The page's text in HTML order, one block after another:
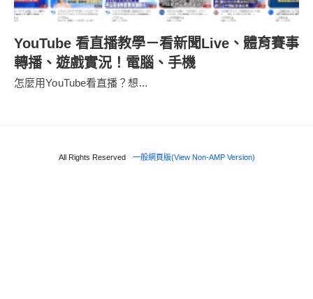
YouTube 看直播教學－看新聞Live、體育賽事
轉播、遊戲實況！電腦、手機
怎麼用YouTube看直播？想...
All Rights Reserved 一般網頁版(View Non-AMP Version)